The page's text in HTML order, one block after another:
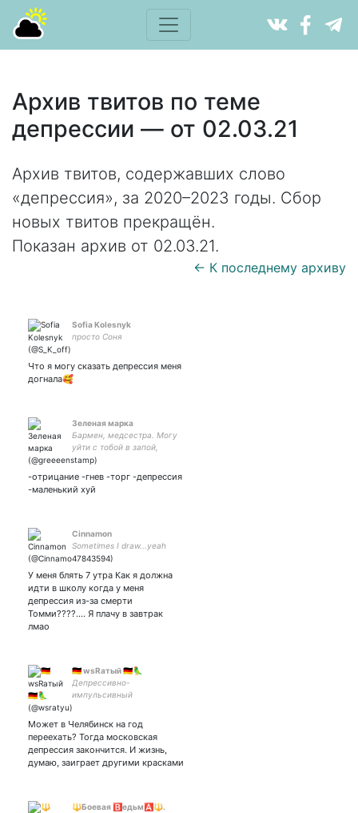
Архив твитов по теме
депрессии — от 02.03.21
Архив твитов, содержавших слово
«депрессия», за 2020–2023 годы. Сбор
новых твитов прекращён.
Показан архив от 02.03.21.
← К последнему архиву
Sofia Kolesnyk
просто Соня
Что я могу сказать депрессия меня
догнала🥰
Зеленая марка
Бармен, медсестра. Могу
уйти с тобой в запой,
потом прокапать после
-отрицание -гнев -торг -депрессия
-маленький хуй
Cinnamon
Sometimes I draw...yeah
У меня блять 7 утра Как я должна
идти в школу когда у меня
депрессия из-за смерти
Томми????.... Я плачу в завтрак
лмао
🇩🇪 wsRатый 🇩🇪🦜
Депрессивно-
импульсивный
(мне) - 4274 3200 3790
1579 Закрытка Теперь ещё
и
Может в Челябинск на год
переехать? Тогда московская
депрессия закончится. И жизнь,
думаю, заиграет другими красками
🔱Боевая 🅱️едьм🅰️🔱.